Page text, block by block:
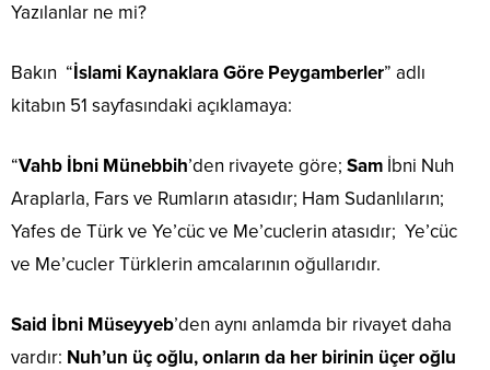
Yazılanlar ne mi?
Bakın “İslami Kaynaklara Göre Peygamberler” adlı
kitabın 51 sayfasındaki açıklamaya:
“Vahb İbni Münebbih’den rivayete göre; Sam İbni Nuh
Araplarla, Fars ve Rumların atasıdır; Ham Sudanlıların;
Yafes de Türk ve Ye’cüc ve Me’cuclerin atasıdır; Ye’cüc
ve Me’cucler Türklerin amcalarının oğullarıdır.
Said İbni Müseyyeb’den aynı anlamda bir rivayet daha
vardır: Nuh’un üç oğlu, onların da her birinin üçer oğlu